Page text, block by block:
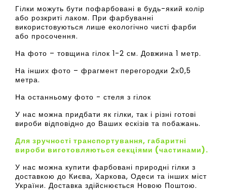
Гілки можуть бути пофарбовані в будь-який колір
або розкриті лаком. При фарбуванні
використовуються лише екологічно чисті фарби
або просочення.
На фото – товщина гілок 1-2 см. Довжина 1 метр.
На інших фото – фрагмент перегородки 2х0,5
метра.
На останньому фото - стеля з гілок
У нас можна придбати як гілки, так і різні готові
вироби відповідно до Ваших ескізів та побажань.
Для зручності транспортування, габаритні
вироби виготовляються секціями (частинами).
У нас можна купити фарбовані природні гілки з
доставкою до Києва, Харкова, Одеси та інших міст
України. Доставка здійснюється Новою Поштою.